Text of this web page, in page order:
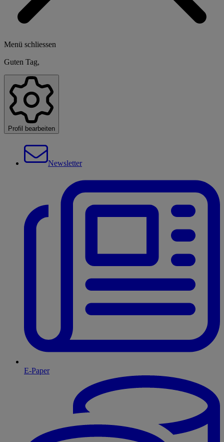
Menü schliessen
Guten Tag,
Profil bearbeiten
Newsletter
E-Paper